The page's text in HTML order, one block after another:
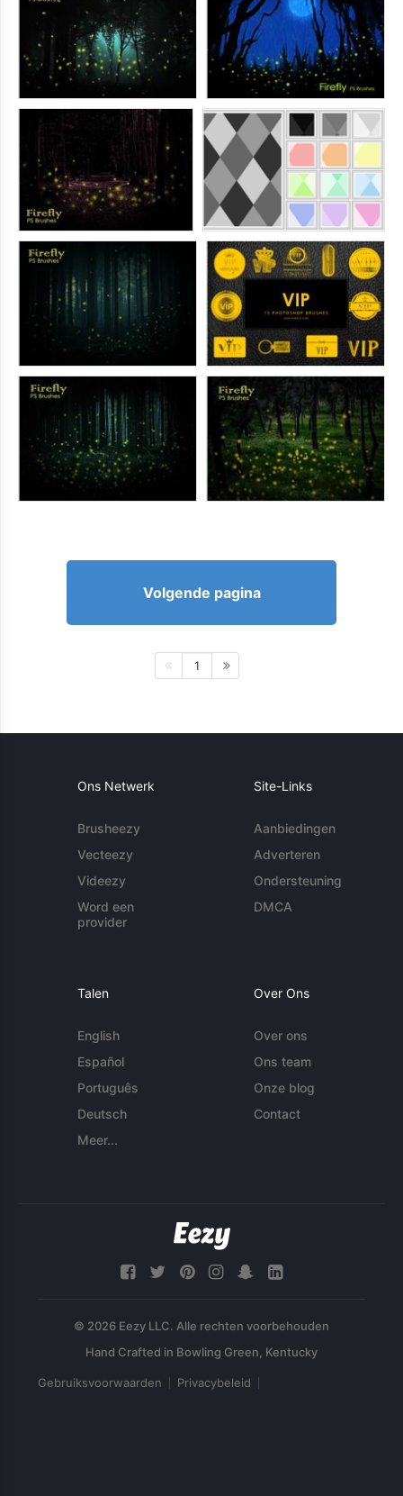
Volgende pagina
1
Ons Netwerk
Brusheezy
Vecteezy
Videezy
Word een
provider
Site-Links
Aanbiedingen
Adverteren
Ondersteuning
DMCA
Talen
English
Español
Português
Deutsch
Meer...
Over Ons
Over ons
Ons team
Onze blog
Contact
© 2026 Eezy LLC. Alle rechten voorbehouden
Gebruiksvoorwaarden Privacybeleid